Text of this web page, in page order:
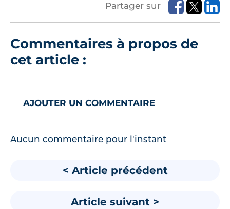
Partager sur
Commentaires à propos de
cet article :
AJOUTER UN COMMENTAIRE
Aucun commentaire pour l'instant
< Article précédent
Article suivant >